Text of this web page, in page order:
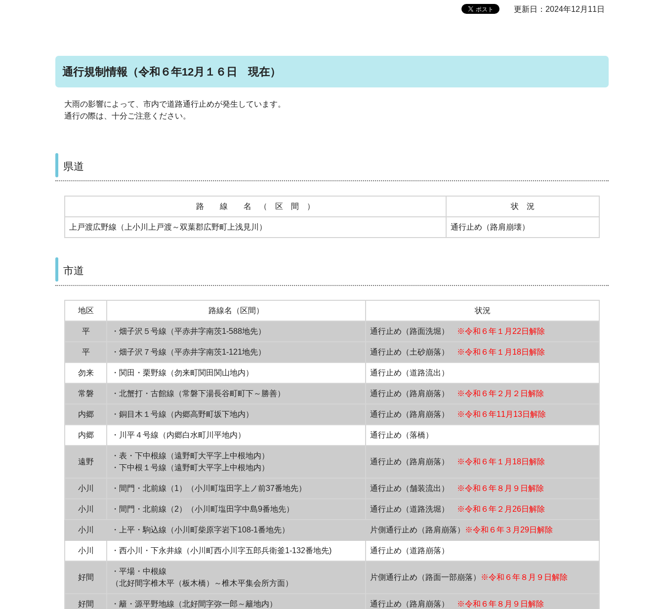
情報公開・個人情報保護
監査委員 農業委員会
更新日：2024年12月11日
通行規制情報（令和６年12月１６日 現在）
大雨の影響によって、市内で道路通行止めが発生しています。
通行の際は、十分ご注意ください。
県道
路 線 名 （ 区 間 ） 状 況
上戸渡広野線（上小川上戸渡～双葉郡広野町上浅見川） 通行止め（路肩崩壊）
市道
地区 路線名（区間） 状況
平 ・畑子沢５号線（平赤井字南茨1-588地先） 通行止め（路面洗堀） ※令和６年１月22日解除
平 ・畑子沢７号線（平赤井字南茨1-121地先） 通行止め（土砂崩落） ※令和６年１月18日解除
勿来 ・関田・栗野線（勿来町関田関山地内） 通行止め（道路流出）
常磐 ・北蟹打・古館線（常磐下湯長谷町町下～勝善） 通行止め（路肩崩落） ※令和６年２月２日解除
内郷 ・銅目木１号線（内郷高野町坂下地内） 通行止め（路肩崩落） ※令和６年11月13日解除
内郷 ・川平４号線（内郷白水町川平地内） 通行止め（落橋）
遠野
・表・下中根線（遠野町大平字上中根地内）
・下中根１号線（遠野町大平字上中根地内）
通行止め（路肩崩落） ※令和６年１月18日解除
小川 ・間門・北前線（1）（小川町塩田字上ノ前37番地先） 通行止め（舗装流出） ※令和６年８月９日解除
小川 ・間門・北前線（2）（小川町塩田字中島9番地先） 通行止め（道路洗堀） ※令和６年２月26日解除
小川 ・上平・駒込線（小川町柴原字岩下108-1番地先） 片側通行止め（路肩崩落） ※令和６年３月29日解除
小川 ・西小川・下永井線（小川町西小川字五郎兵衛釜1-132番地先) 通行止め（道路崩落）
好間
・平場・中根線
（北好間字椎木平（板木橋）～椎木平集会所方面）
片側通行止め（路面一部崩落） ※令和６年８月９日解除
好間 ・籬・源平野地線（北好間字弥一郎～籬地内） 通行止め（路肩崩落） ※令和６年８月９日解除